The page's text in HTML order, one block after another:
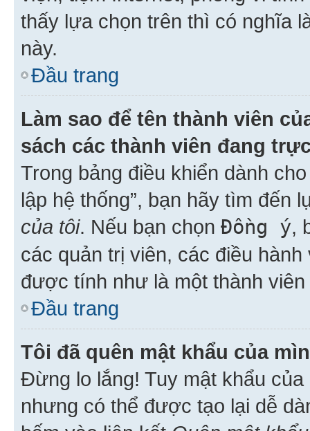
thấy lựa chọn trên thì có nghĩa
này.
Đầu trang
Làm sao để tên thành viên
sách các thành viên đang
Trong bảng điều khiển dành
lập hệ thống”, bạn hãy tìm đến
của tôi. Nếu bạn chọn Đồng ý,
các quản trị viên, các điều
được tính như là một thành viên
Đầu trang
Tôi đã quên mật khẩu của
Đừng lo lắng! Tuy mật khẩu
nhưng có thể được tạo lại dễ